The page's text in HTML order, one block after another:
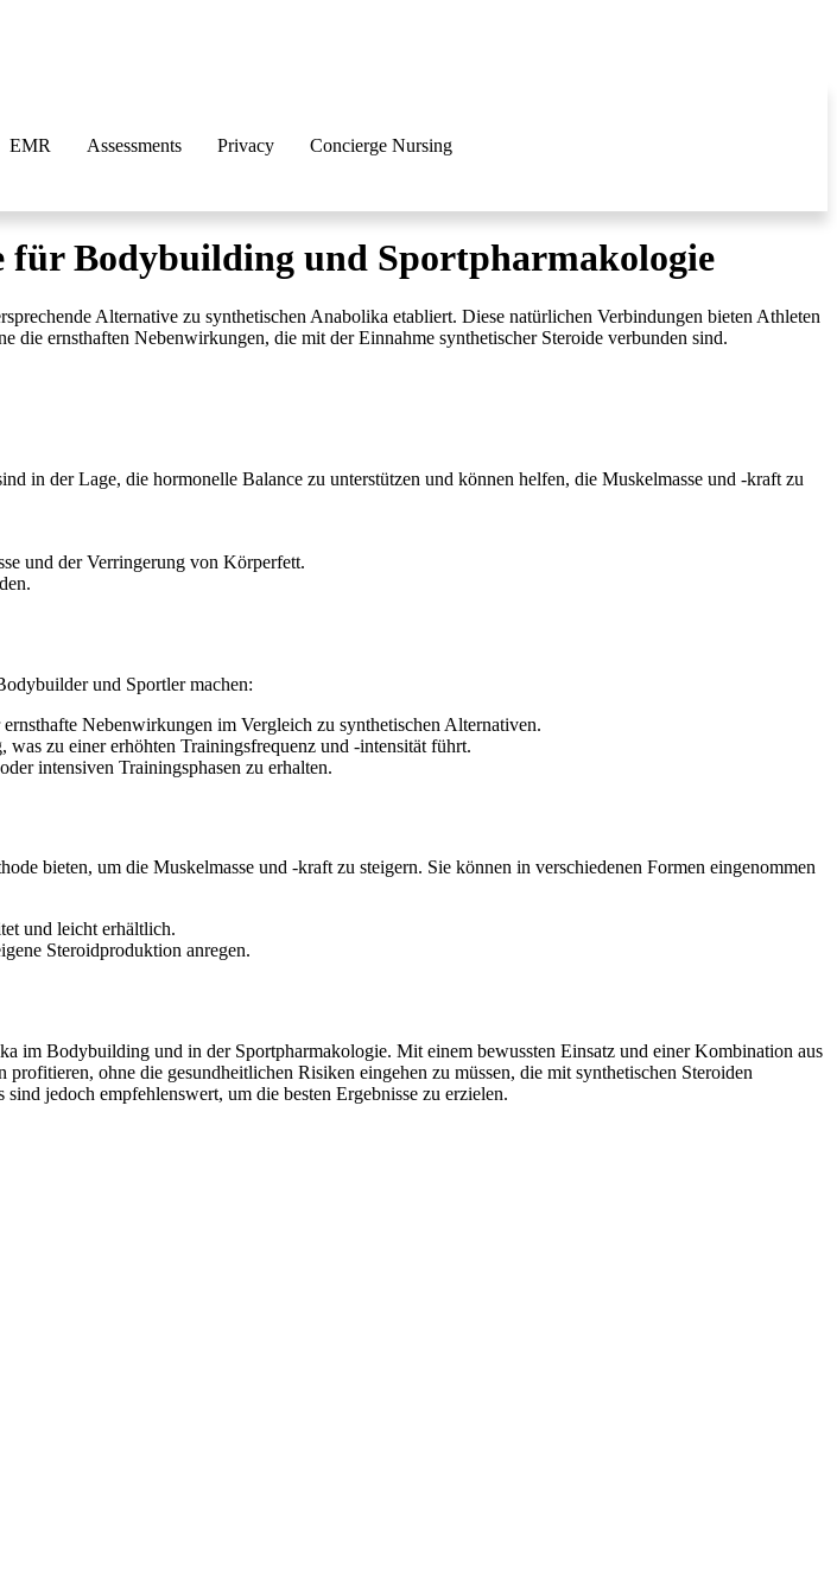
EMR Assessments Privacy Concierge Nursing
Bodybuilding und Sportpharmakologie
Alternative zu synthetischen Anabolika etabliert. Diese natürlichen Verbindungen bieten Athleten
ernsthaften Nebenwirkungen, die mit der Einnahme synthetischer Steroide verbunden sind.
in der Lage, die hormonelle Balance zu unterstützen und können helfen, die Muskelmasse und -kraft zu
und der Verringerung von Körperfett.
und Sportler machen:
Nebenwirkungen im Vergleich zu synthetischen Alternativen.
zu einer erhöhten Trainingsfrequenz und -intensität führt.
intensiven Trainingsphasen zu erhalten.
bieten, um die Muskelmasse und -kraft zu steigern. Sie können in verschiedenen Formen eingenommen
und leicht erhältlich.
Steroidproduktion anregen.
im Bodybuilding und in der Sportpharmakologie. Mit einem bewussten Einsatz und einer Kombination aus
ohne die gesundheitlichen Risiken eingehen zu müssen, die mit synthetischen Steroiden
jedoch empfehlenswert, um die besten Ergebnisse zu erzielen.